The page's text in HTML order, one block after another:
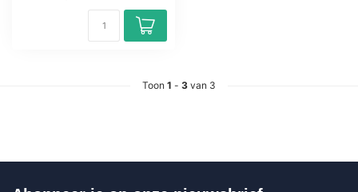
Toon 1 - 3 van 3